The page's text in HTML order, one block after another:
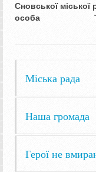
Сновської
особа
Міська рада
Наша громада
Герої не